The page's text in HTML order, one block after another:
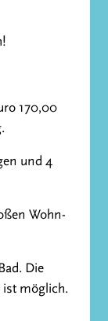
170,00
und 4
Wohn-
Die
ist möglich.